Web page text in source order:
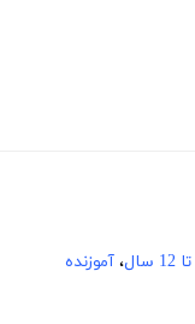
، آموزنده